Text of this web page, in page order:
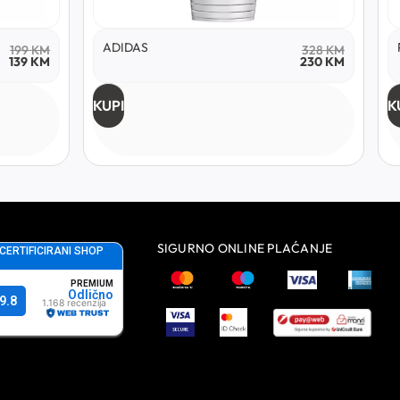
199KM
139 KM
ADIDAS 328KM
230 KM
KUPI
SIGURNO ONLINE PLAĆANJE